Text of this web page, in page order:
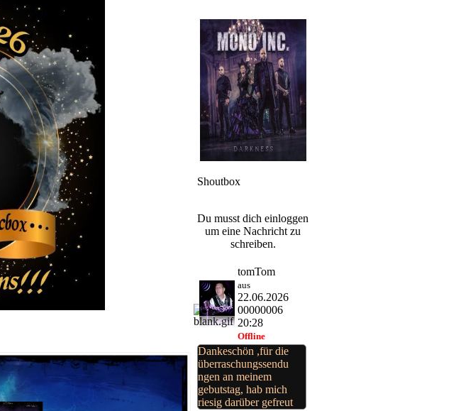
Shoutbox
Du musst dich einloggen
um eine Nachricht zu
schreiben.
tomTom
aus
22.06.2026
00000006
20:28
Offline
Dankeschön ,für die
überraschungssendu
ngen an meinem
gebutstag, hab mich
riesig darüber gefreut